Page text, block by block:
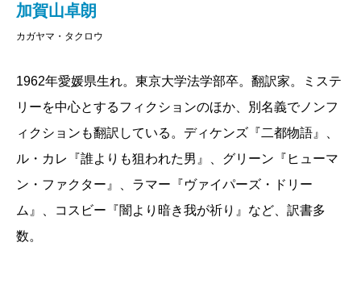
加賀山卓朗
カガヤマ・タクロウ
1962年愛媛県生れ。東京大学法学部卒。翻訳家。ミステ
リーを中心とするフィクションのほか、別名義でノンフ
ィクションも翻訳している。ディケンズ『二都物語』、
ル・カレ『誰よりも狙われた男』、グリーン『ヒューマ
ン・ファクター』、ラマー『ヴァイパーズ・ドリー
ム』、コスビー『闇より暗き我が祈り』など、訳書多
数。